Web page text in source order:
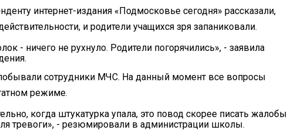
интернет-издания «Подмосковье сегодня» рассказали,
и родители учащихся зря запаниковали.
- ничего не рухнуло. Родители погорячились», - заявила
сотрудники МЧС. На данный момент все вопросы
режиме.
когда штукатурка упала, это повод скорее писать жалобы
тревоги», - резюмировали в администрации школы.